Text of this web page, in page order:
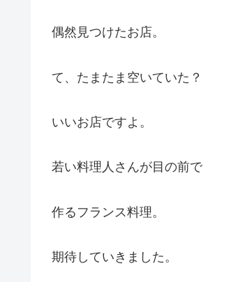
偶然見つけたお店。
て、たまたま空いていた？
いいお店ですよ。
若い料理人さんが目の前で
作るフランス料理。
期待していきました。